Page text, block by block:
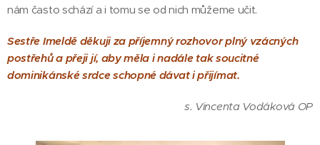
nám často schází a i tomu se od nich můžeme učit.
Sestře Imeldě děkuji za příjemný rozhovor plný vzácných
postřehů a přeji jí, aby měla i nadále tak soucitné
dominikánské srdce schopné dávat i přijímat.
s. Vincenta Vodáková OP